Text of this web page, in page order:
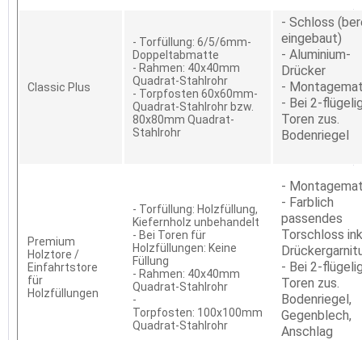
Classic Plus
- Torfüllung: 6/5/6mm-
Doppeltabmatte
- Rahmen: 40x40mm
Quadrat-Stahlrohr
- Torpfosten 60x60mm-
Quadrat-Stahlrohr bzw.
80x80mm Quadrat-
Stahlrohr
- Schloss
eingebaut)
- Aluminium-
Drücker
-
- Bei 2-
Toren zus.
Bodenriegel
Premium
Holztore /
Einfahrtstore
für
Holzfüllungen
- Torfüllung: Holzfüllung,
Kiefernholz unbehandelt
- Bei Toren für
Holzfüllungen: Keine
Füllung
- Rahmen: 40x40mm
Quadrat-Stahlrohr
-
Torpfosten: 100x100mm
Quadrat-Stahlrohr
-
- Farblich
passendes
Torschloss
- Bei 2-
Toren zus.
Bodenriegel,
Gegenblech,
Anschlag